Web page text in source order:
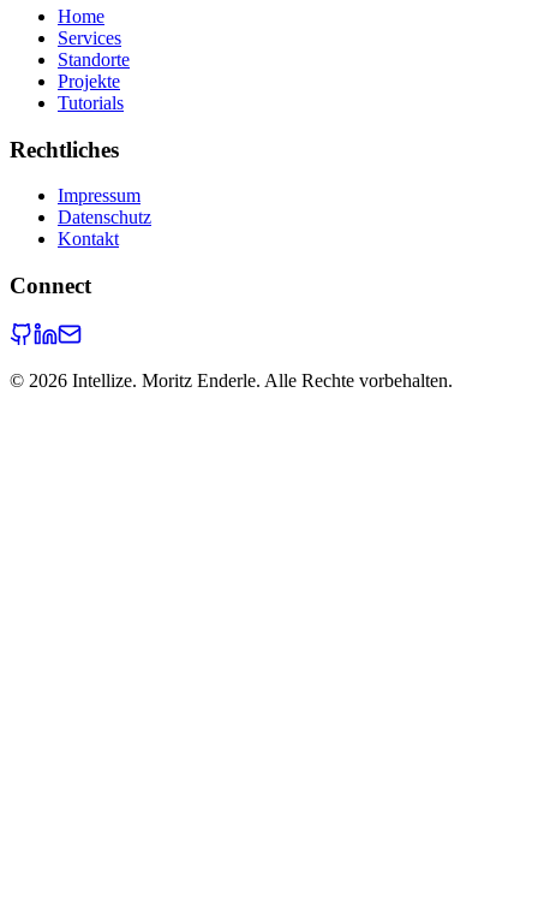
Home
Services
Standorte
Projekte
Tutorials
Rechtliches
Impressum
Datenschutz
Kontakt
Connect
© 2026 Intellize. Moritz Enderle. Alle Rechte vorbehalten.